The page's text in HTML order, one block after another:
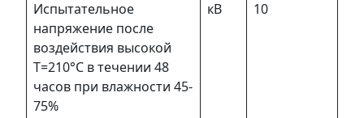
Испытательное
напряжение после
воздействия высокой
Т=210°С в течении 48
часов при влажности 45-
75%
кВ 10